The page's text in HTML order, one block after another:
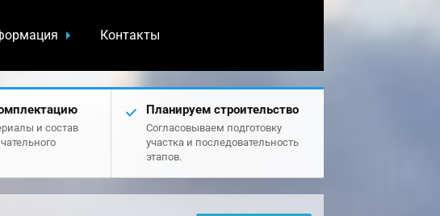
Контакты
и состав
Планируем строительство
Согласовываем подготовку
участка и последовательность
этапов.